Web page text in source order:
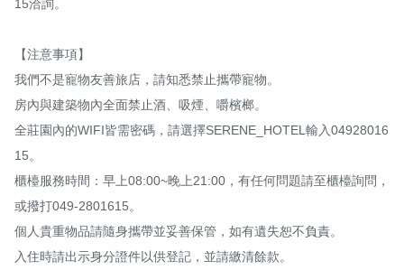
15洽詢。
【注意事項】
我們不是寵物友善旅店，請知悉禁止攜帶寵物。
房內與建築物內全面禁止酒、吸煙、嚼檳榔。
全莊園內的WIFI皆需密碼，請選擇SERENE_HOTEL輸入04928016
15。
櫃檯服務時間：早上08:00~晚上21:00，有任何問題請至櫃檯詢問，
或撥打049-2801615。
個人貴重物品請隨身攜帶並妥善保管，如有遺失恕不負責。
入住時請出示身分證件以供登記，並請繳清餘款。